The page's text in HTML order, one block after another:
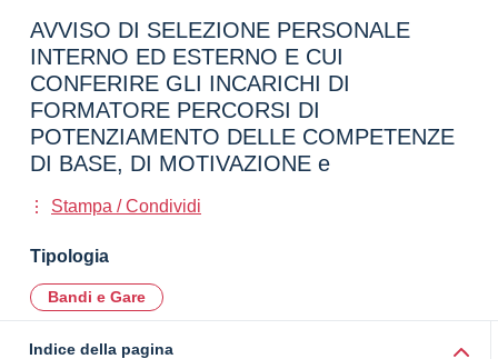
AVVISO DI SELEZIONE PERSONALE
INTERNO ED ESTERNO E CUI
CONFERIRE GLI INCARICHI DI
FORMATORE PERCORSI DI
POTENZIAMENTO DELLE COMPETENZE
DI BASE, DI MOTIVAZIONE e
Stampa / Condividi
Tipologia
Bandi e Gare
Indice della pagina